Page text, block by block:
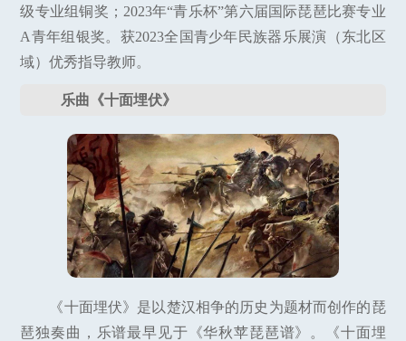
级专业组铜奖；2023年“青乐杯”第六届国际琵琶比赛专业
A青年组银奖。获2023全国青少年民族器乐展演（东北区
域）优秀指导教师。
乐曲《十面埋伏》
《十面埋伏》是以楚汉相争的历史为题材而创作的琵
琶独奏曲，乐谱最早见于《华秋苹琵琶谱》。《十面埋